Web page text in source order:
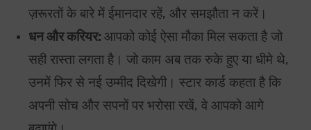
ज़रूरतों के बारे में ईमानदार रहें, और समझौता न करें।
धन और करियर:आपको कोई ऐसा मौका मिल सकता है जो
सही रास्ता लगता है। जो काम अब तक रुके हुए या धीमे थे,
उनमें फिर से नई उम्मीद दिखेगी। स्टार कार्ड कहता है कि
अपनी सोच और सपनों पर भरोसा रखें, वे आपको आगे